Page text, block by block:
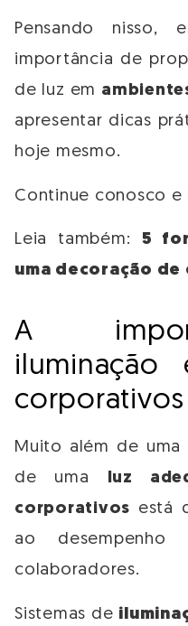
Pensando nisso,
importância de
de luz em
apresentar dicas
hoje mesmo.
Continue conosco e
Leia também: 5
uma decoração
A
iluminação
corporativos
Muito além de
de uma luz
corporativos está
ao
colaboradores.
Sistemas de